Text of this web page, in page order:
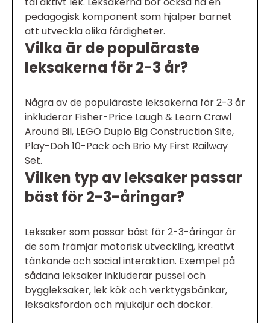
pedagogisk komponent som hjälper barnet
att utveckla olika färdigheter.
Vilka är de populäraste
leksakerna för 2-3 år?
Några av de populäraste leksakerna för 2-3 år
inkluderar Fisher-Price Laugh & Learn Crawl
Around Bil, LEGO Duplo Big Construction Site,
Play-Doh 10-Pack och Brio My First Railway
Set.
Vilken typ av leksaker passar
bäst för 2-3-åringar?
Leksaker som passar bäst för 2-3-åringar är
de som främjar motorisk utveckling, kreativt
tänkande och social interaktion. Exempel på
sådana leksaker inkluderar pussel och
byggleksaker, lek kök och verktygsbänkar,
leksaksfordon och mjukdjur och dockor.